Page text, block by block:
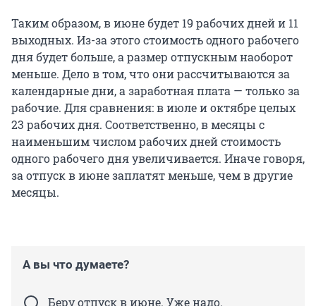
Таким образом, в июне будет 19 рабочих дней и 11
выходных. Из-за этого стоимость одного рабочего
дня будет больше, а размер отпускным наоборот
меньше. Дело в том, что они рассчитываются за
календарные дни, а заработная плата — только за
рабочие. Для сравнения: в июле и октябре целых
23 рабочих дня. Соответственно, в месяцы с
наименьшим числом рабочих дней стоимость
одного рабочего дня увеличивается. Иначе говоря,
за отпуск в июне заплатят меньше, чем в другие
месяцы.
А вы что думаете?
Беру отпуск в июне. Уже надо.